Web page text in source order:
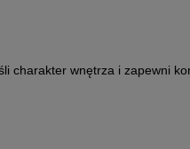
charakter wnętrza i zapewni